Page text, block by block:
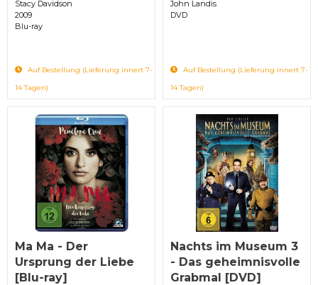
Stacy Davidson
2009
Blu-ray
Auf Bestellung (Lieferung innert 7-
14 Tagen)
John Landis
DVD
Auf Bestellung (Lieferung innert 7-
14 Tagen)
Ma Ma - Der
Ursprung der Liebe
[Blu-ray]
Nachts im Museum 3
- Das geheimnisvolle
Grabmal [DVD]